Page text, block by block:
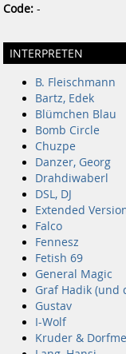
Code: -
INTERPRETEN
B. Fleischmann
Bartz, Edek
Blümchen Blau
Bomb Circle
Chuzpe
Danzer, Georg
Drahdiwaberl
DSL, DJ
Extended
Falco
Fennesz
Fetish 69
General Magic
Graf Hadik (und
Gustav
I-Wolf
Kruder &